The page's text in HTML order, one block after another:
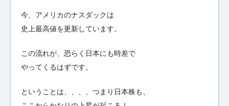
今、アメリカのナスダックは
史上最高値を更新しています。
この流れが、恐らく日本にも時差で
やってくるはずです。
ということは、、、、つまり日本株も、